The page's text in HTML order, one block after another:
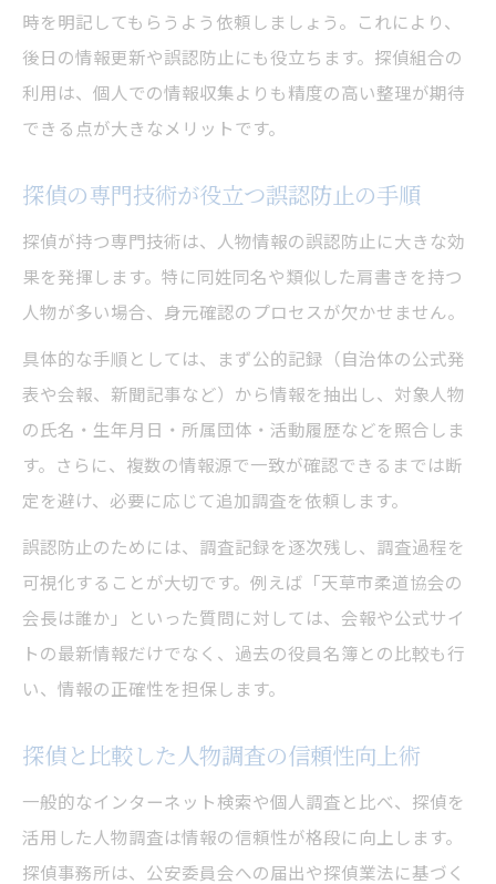
公式データと探偵調査の併用で精度向上
探偵の手法で公式性の高い情報を収集する
探偵組合の知見が生きる公式情報の取り扱
い
時を明記してもらうよう依頼しましょう。これにより、
後日の情報更新や誤認防止にも役立ちます。探偵組合の
利用は、個人での情報収集よりも精度の高い整理が期待
できる点が大きなメリットです。
探偵の専門技術が役立つ誤認防止の手順
探偵が持つ専門技術は、人物情報の誤認防止に大きな効
果を発揮します。特に同姓同名や類似した肩書きを持つ
人物が多い場合、身元確認のプロセスが欠かせません。
具体的な手順としては、まず公的記録（自治体の公式発
表や会報、新聞記事など）から情報を抽出し、対象人物
の氏名・生年月日・所属団体・活動履歴などを照合しま
す。さらに、複数の情報源で一致が確認できるまでは断
定を避け、必要に応じて追加調査を依頼します。
誤認防止のためには、調査記録を逐次残し、調査過程を
可視化することが大切です。例えば「天草市柔道協会の
会長は誰か」といった質問に対しては、会報や公式サイ
トの最新情報だけでなく、過去の役員名簿との比較も行
い、情報の正確性を担保します。
探偵と比較した人物調査の信頼性向上術
一般的なインターネット検索や個人調査と比べ、探偵を
活用した人物調査は情報の信頼性が格段に向上します。
探偵事務所は、公安委員会への届出や探偵業法に基づく